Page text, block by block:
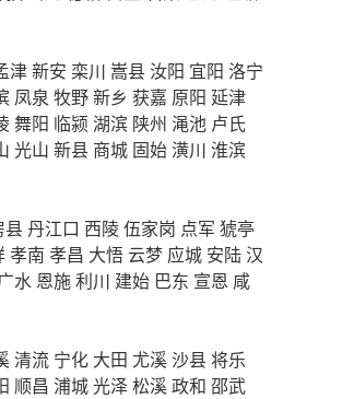
津新安 栾川 嵩县 汝阳 宜阳 洛宁
凤泉 牧野新乡 获嘉 原阳 延津
舞阳 临颍 湖滨 陕州 渑池 卢氏
光山 新县 商城 固始潢川 淮滨
县丹江口 西陵伍家岗 点军 猇亭
孝南 孝昌 大悟 云梦 应城 安陆汉
水 恩施利川 建始 巴东 宣恩 咸
清流 宁化 大田 尤溪沙县将乐
顺昌 浦城光泽松溪政和 邵武